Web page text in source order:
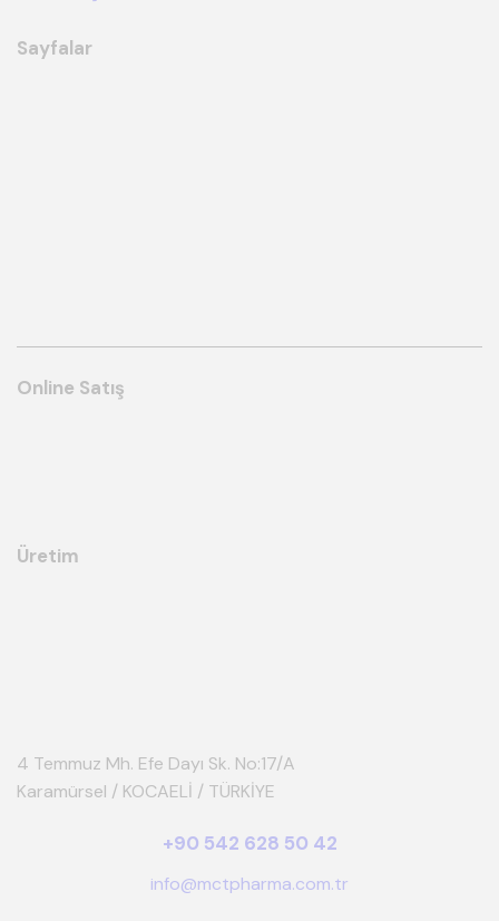
Sayfalar
Online Satış
Üretim
4 Temmuz Mh. Efe Dayı Sk. No:17/A
Karamürsel / KOCAELİ / TÜRKİYE
+90 542 628 50 42
info@mctpharma.com.tr